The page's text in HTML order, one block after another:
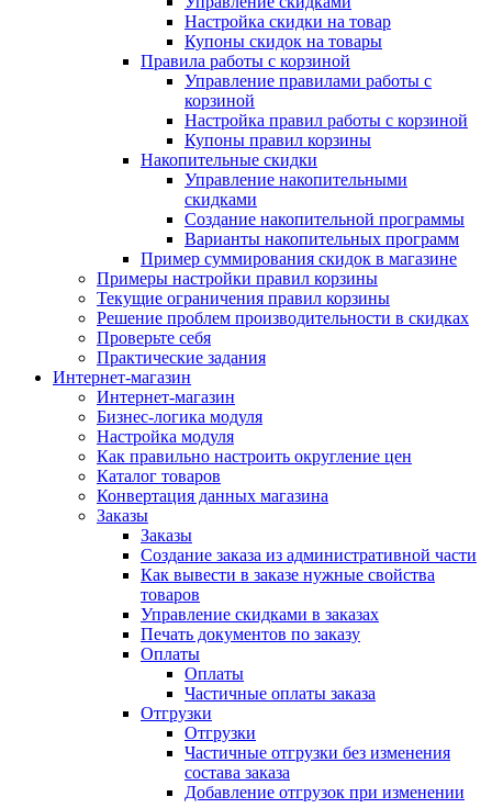
Настройка скидки на товар
Купоны скидок на товары
Правила работы с корзиной
Управление правилами работы с
корзиной
Настройка правил работы с корзиной
Купоны правил корзины
Накопительные скидки
Управление накопительными
скидками
Создание накопительной программы
Варианты накопительных программ
Пример суммирования скидок в магазине
Примеры настройки правил корзины
Текущие ограничения правил корзины
Решение проблем производительности в скидках
Проверьте себя
Практические задания
Интернет-магазин
Интернет-магазин
Бизнес-логика модуля
Настройка модуля
Как правильно настроить округление цен
Каталог товаров
Конвертация данных магазина
Заказы
Заказы
Создание заказа из административной части
Как вывести в заказе нужные свойства
товаров
Управление скидками в заказах
Печать документов по заказу
Оплаты
Оплаты
Частичные оплаты заказа
Отгрузки
Отгрузки
Частичные отгрузки без изменения
состава заказа
Добавление отгрузок при изменении